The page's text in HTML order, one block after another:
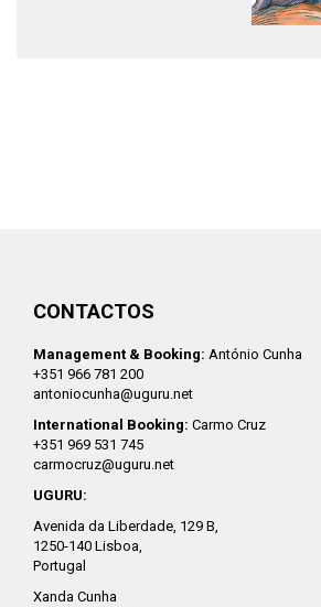
CONTACTOS
Management & Booking: António Cunha
+351 966 781 200
antoniocunha@uguru.net
International Booking: Carmo Cruz
+351 969 531 745
carmocruz@uguru.net
UGURU:
Avenida da Liberdade, 129 B,
1250-140 Lisboa,
Portugal
Xanda Cunha